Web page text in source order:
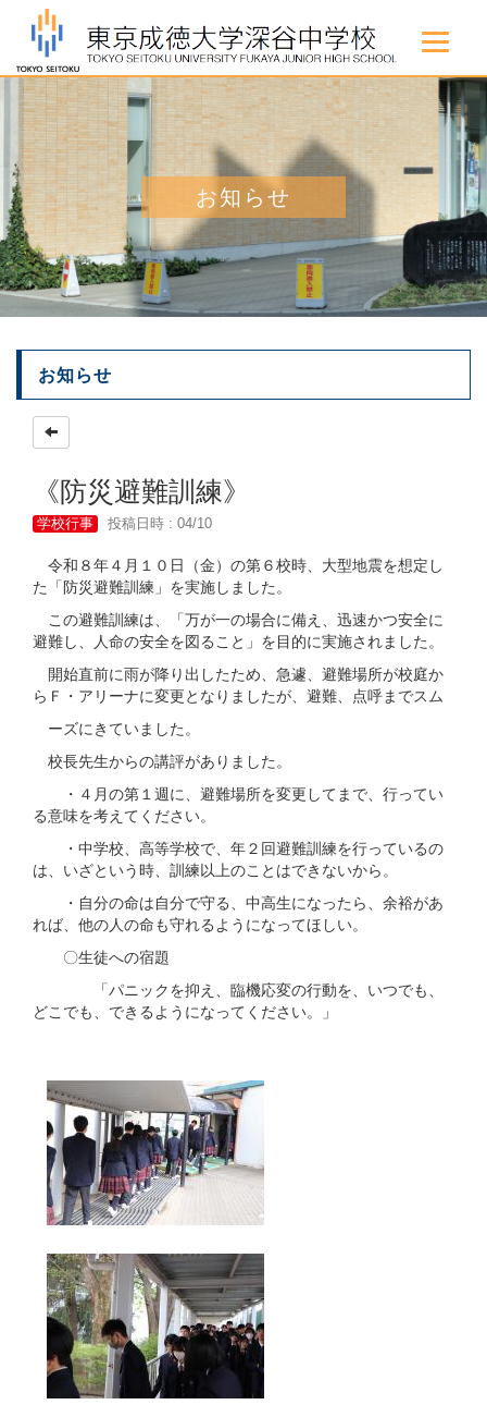
お知らせ
お知らせ
《防災避難訓練》
学校行事 投稿日時 : 04/10
令和８年４月１０日（金）の第６校時、大型地震を想定し
た「防災避難訓練」を実施しました。
この避難訓練は、「万が一の場合に備え、迅速かつ安全に
避難し、人命の安全を図ること」を目的に実施されました。
開始直前に雨が降り出したため、急遽、避難場所が校庭か
らＦ・アリーナに変更となりましたが、避難、点呼までスム
ーズにきていました。
校長先生からの講評がありました。
・４月の第１週に、避難場所を変更してまで、行ってい
る意味を考えてください。
・中学校、高等学校で、年２回避難訓練を行っているの
は、いざという時、訓練以上のことはできないから。
・自分の命は自分で守る、中高生になったら、余裕があ
れば、他の人の命も守れるようになってほしい。
〇生徒への宿題
「パニックを抑え、臨機応変の行動を、いつでも、
どこでも、できるようになってください。」